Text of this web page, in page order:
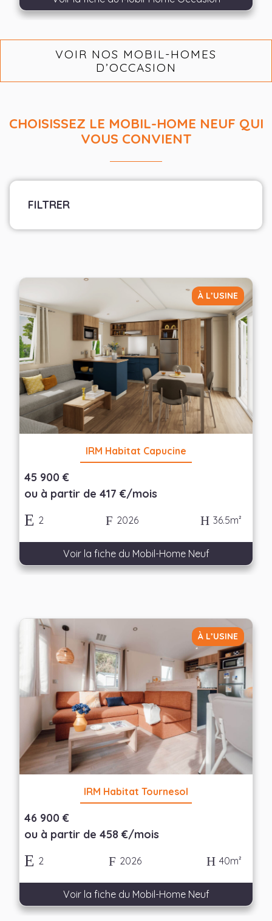
VOIR NOS MOBIL-HOMES
D’OCCASION
CHOISISSEZ LE MOBIL-HOME NEUF QUI
VOUS CONVIENT
FILTRER
Largeur
Nombre de chambres
— Choisir —
Appliquer les filtres
À L’USINE
IRM Habitat Capucine
45 900 €
ou à partir de 417 €/mois
2 2026 36.5m²
Voir la fiche du Mobil-Home Neuf
À L’USINE
IRM Habitat Tournesol
46 900 €
ou à partir de 458 €/mois
2 2026 40m²
Voir la fiche du Mobil-Home Neuf